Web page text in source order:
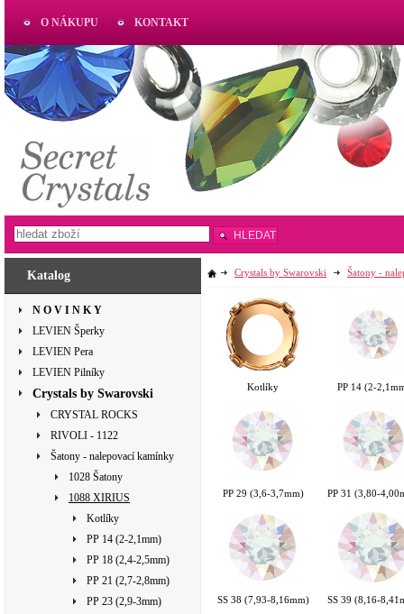
Katalog
N O V I N K Y
LEVIEN Šperky
LEVIEN Pera
LEVIEN Pilníky
Crystals by Swarovski
CRYSTAL ROCKS
RIVOLI - 1122
Šatony - nalepovací kamínky
1028 Šatony
1088 XIRIUS
Kotlíky
PP 14 (2-2,1mm)
PP 18 (2,4-2,5mm)
PP 21 (2,7-2,8mm)
PP 23 (2,9-3mm)
Crystals by Swarovski Šatony -
Kotlíky PP 14 (2-
PP 29 (3,6-3,7mm) PP 31 (3,80-
SS 38 (7,93-8,16mm) SS 39 (8,16-
O NÁKUPU KONTAKT
AKTUAL
www.aktual-koralky.cz
HLEDAT